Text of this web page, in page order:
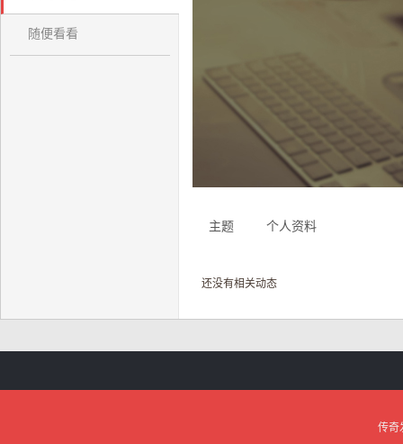
随便看看
主题 个人资料
还没有相关动态
传奇